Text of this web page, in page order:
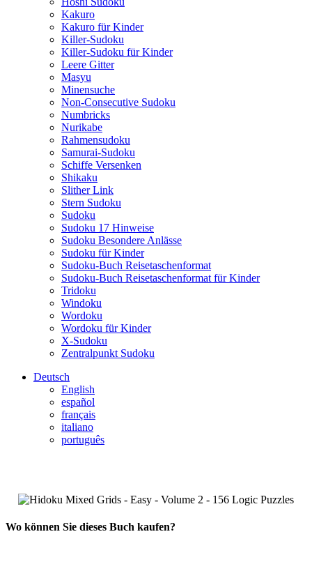
Kakuro
Kakuro für Kinder
Killer-Sudoku
Killer-Sudoku für Kinder
Leere Gitter
Masyu
Minensuche
Non-Consecutive Sudoku
Numbricks
Nurikabe
Rahmensudoku
Samurai-Sudoku
Schiffe Versenken
Shikaku
Slither Link
Stern Sudoku
Sudoku
Sudoku 17 Hinweise
Sudoku Besondere Anlässe
Sudoku für Kinder
Sudoku-Buch Reisetaschenformat
Sudoku-Buch Reisetaschenformat für Kinder
Tridoku
Windoku
Wordoku
Wordoku für Kinder
X-Sudoku
Zentralpunkt Sudoku
Deutsch
English
español
français
italiano
português
Wo können Sie dieses Buch kaufen?